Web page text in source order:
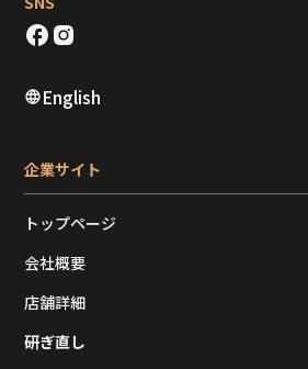
English
企業サイト
トップページ
会社概要
店舗詳細
研ぎ直し